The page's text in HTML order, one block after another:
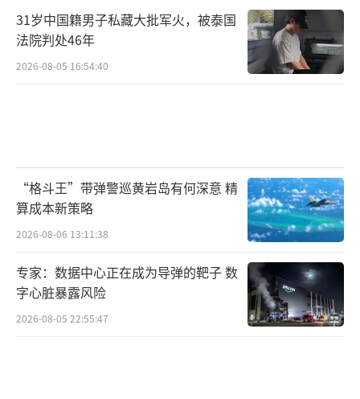
31岁中国籍男子私藏大批军火，被泰国
法院判处46年
2026-08-05 16:54:40
“格斗王”带弹警巡黄岩岛有何深意 精
算成本新策略
2026-08-06 13:11:38
专家：数据中心正在成为导弹的靶子 数
字心脏暴露风险
2026-08-05 22:55:47